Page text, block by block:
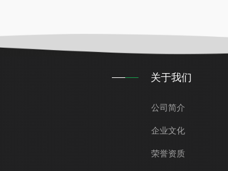
关于我们
公司简介
企业文化
荣誉资质